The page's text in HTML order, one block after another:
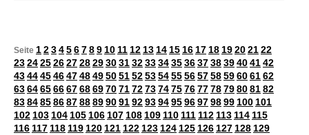
Seite 123456789 10 11 12 13 14 15 16 17 18 19202122
2324252627282930313233343536373839404142
4344454647484950515253545556575859606162
6364656667686970717273747576777879808182
8384858687888990919293949596979899 100 101
102 103 104 105 106 107 108 109 110 111 112 113 114 115
116 117 118 119 120 121 122 123 124 125 126 127 128 129